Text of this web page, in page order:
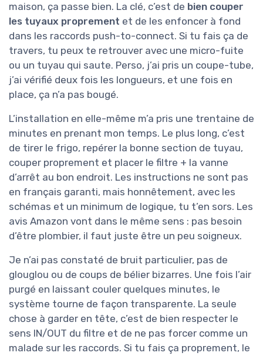
maison, ça passe bien. La clé, c’est de bien couper
les tuyaux proprement et de les enfoncer à fond
dans les raccords push-to-connect. Si tu fais ça de
travers, tu peux te retrouver avec une micro-fuite
ou un tuyau qui saute. Perso, j’ai pris un coupe-tube,
j’ai vérifié deux fois les longueurs, et une fois en
place, ça n’a pas bougé.
L’installation en elle-même m’a pris une trentaine de
minutes en prenant mon temps. Le plus long, c’est
de tirer le frigo, repérer la bonne section de tuyau,
couper proprement et placer le filtre + la vanne
d’arrêt au bon endroit. Les instructions ne sont pas
en français garanti, mais honnêtement, avec les
schémas et un minimum de logique, tu t’en sors. Les
avis Amazon vont dans le même sens : pas besoin
d’être plombier, il faut juste être un peu soigneux.
Je n’ai pas constaté de bruit particulier, pas de
glouglou ou de coups de bélier bizarres. Une fois l’air
purgé en laissant couler quelques minutes, le
système tourne de façon transparente. La seule
chose à garder en tête, c’est de bien respecter le
sens IN/OUT du filtre et de ne pas forcer comme un
malade sur les raccords. Si tu fais ça proprement, le